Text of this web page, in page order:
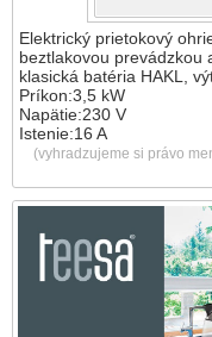
Elektrický prietokový
beztlakovou prevádzkou
klasická batéria HAKL,
Príkon:3,5 kW
Napätie:230 V
Istenie:16 A
(vyhradzujeme si právo